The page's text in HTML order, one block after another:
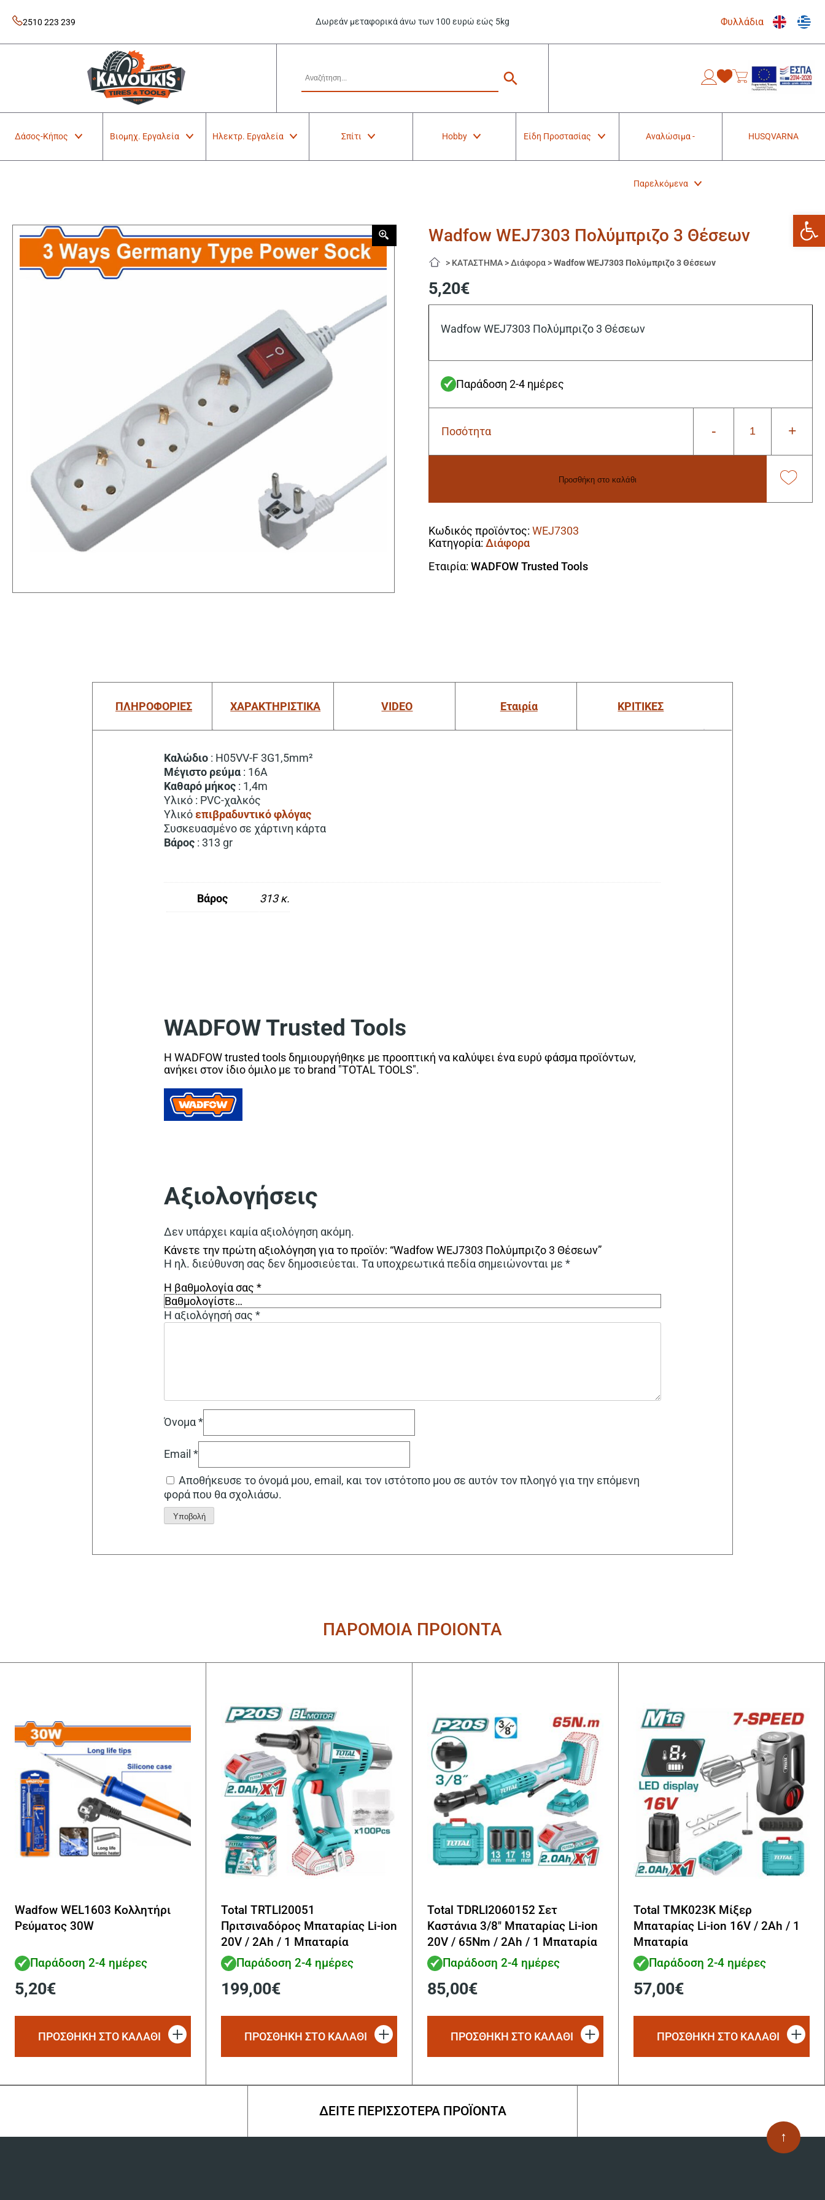
content
2510 223 239 Δωρεάν μεταφορικά άνω των 100 ευρώ εώς 5kg Φυλλάδια
Kavoukis Tools
Tires & Tools
Δάσος-Κήπος Βιομηχ. Εργαλεία Ηλεκτρ. Εργαλεία Σπίτι Hobby Είδη Προστασίας Αναλώσιμα -
Παρελκόμενα
HUSQVARNA
Wadfow WEJ7303 Πολύμπριζο 3 Θέσεων
> ΚΑΤΑΣΤΗΜΑ >Διάφορα >Wadfow WEJ7303 Πολύμπριζο 3 Θέσεων
5,20€
Wadfow WEJ7303 Πολύμπριζο 3 Θέσεων
Παράδοση 2-4 ημέρες
Ποσότητα -
Wadfow
+
Προσθήκη στο καλάθι
Κωδικός προϊόντος:WEJ7303
Κατηγορία:Διάφορα
Εταιρία: WADFOW Trusted Tools
ΠΛΗΡΟΦΟΡΙΕΣ ΧΑΡΑΚΤΗΡΙΣΤΙΚΑ VIDEO Εταιρία ΚΡΙΤΙΚΕΣ
Καλώδιο : H05VV-F 3G1,5mm²
Μέγιστο ρεύμα : 16A
Καθαρό μήκος : 1,4m
Υλικό : PVC-χαλκός
Υλικόεπιβραδυντικό φλόγας
Συσκευασμένο σε χάρτινη κάρτα
Βάρος : 313 gr
Βάρος 313 κ.
WADFOW Trusted Tools
Η WADFOW trusted tools δημιουργήθηκε με προοπτική να καλύψει ένα ευρύ φάσμα προϊόντων,
ανήκει στον ίδιο όμιλο με το brand "TOTAL TOOLS".
Αξιολογήσεις
Δεν υπάρχει καμία αξιολόγηση ακόμη.
Κάνετε την πρώτη αξιολόγηση για το προϊόν: “Wadfow WEJ7303 Πολύμπριζο 3 Θέσεων”
Η ηλ. διεύθυνση σας δεν δημοσιεύεται. Τα υποχρεωτικά πεδία σημειώνονται με*
Η βαθμολογία σας*
Η αξιολόγησή σας*
Όνομα*
Email*
Αποθήκευσε το όνομά μου, email, και τον ιστότοπο μου σε αυτόν τον πλοηγό για την επόμενη
φορά που θα σχολιάσω.
ΠΑΡΟΜΟΙΑ ΠΡΟΙΟΝΤΑ
Wadfow WEL1603 Κολλητήρι
Ρεύματος 30W
Παράδοση 2-4 ημέρες
5,20€
ΠΡΟΣΘΗΚΗ ΣΤΟ ΚΑΛΑΘΙ
Total TRTLI20051
Πριτσιναδόρος Μπαταρίας Li-ion
20V / 2Ah / 1 Μπαταρία
Παράδοση 2-4 ημέρες
199,00€
ΠΡΟΣΘΗΚΗ ΣΤΟ ΚΑΛΑΘΙ
Total TDRLI2060152 Σετ
Καστάνια 3/8″ Μπαταρίας Li-ion
20V / 65Nm / 2Ah / 1 Μπαταρία
Παράδοση 2-4 ημέρες
85,00€
ΠΡΟΣΘΗΚΗ ΣΤΟ ΚΑΛΑΘΙ
Total TMK023K Μίξερ
Μπαταρίας Li-ion 16V / 2Ah / 1
Μπαταρία
Παράδοση 2-4 ημέρες
57,00€
ΠΡΟΣΘΗΚΗ ΣΤΟ ΚΑΛΑΘΙ
ΔΕΙΤΕ ΠΕΡΙΣΣΟΤΕΡΑ ΠΡΟΪΟΝΤΑ
↑